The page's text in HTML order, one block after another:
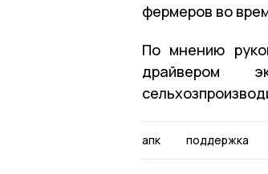
фермеров во
По мнению
драйвером
апк поддержка